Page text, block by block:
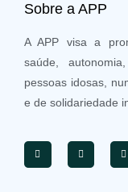
Sobre a APP
A APP visa a
saúde,
pessoas idosas,
e de solidariedade